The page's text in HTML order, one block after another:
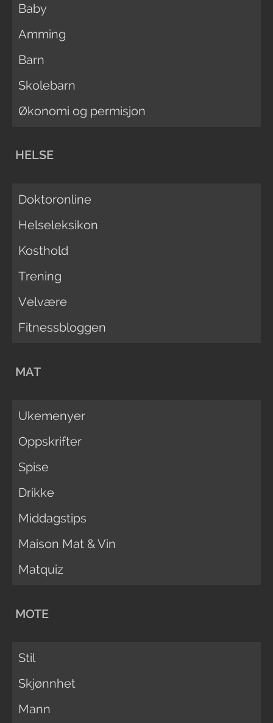
Baby
Amming
Barn
Skolebarn
Økonomi og permisjon
HELSE
Doktoronline
Helseleksikon
Kosthold
Trening
Velvære
Fitnessbloggen
MAT
Ukemenyer
Oppskrifter
Spise
Drikke
Middagstips
Maison Mat & Vin
Matquiz
MOTE
Stil
Skjønnhet
Mann